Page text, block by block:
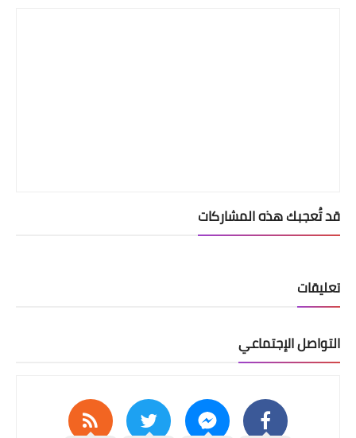
قد تُعجبك هذه المشاركات
تعليقات
التواصل الإجتماعي